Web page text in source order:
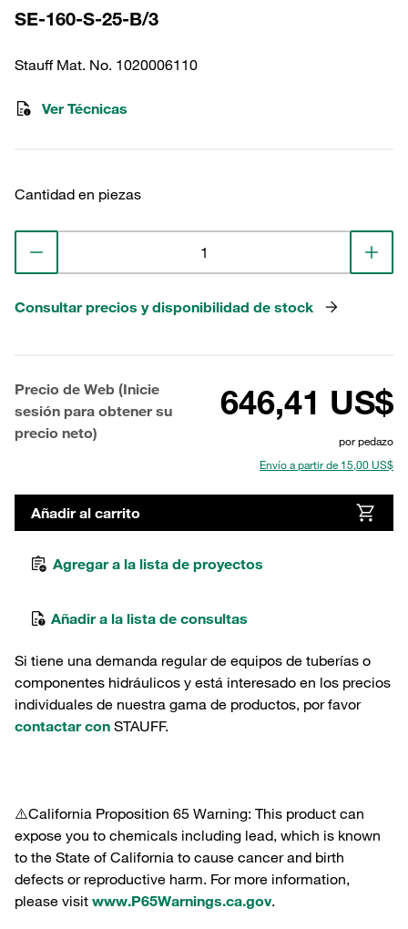
NBR, relación β >2
SE-160-S-25-B/3
Stauff Mat. No. 1020006110
Ver Técnicas
Cantidad en piezas
Consultar precios y disponibilidad de stock
Precio de Web (Inicie
sesión para obtener su
precio neto)
646,41 US$
por pedazo
Envío a partir de 15,00 US$
Añadir al carrito
Agregar a la lista de proyectos
Añadir a la lista de consultas
Si tiene una demanda regular de equipos de tuberías o
componentes hidráulicos y está interesado en los precios
individuales de nuestra gama de productos, por favor
contactar con STAUFF.
⚠️California Proposition 65 Warning: This product can
expose you to chemicals including lead, which is known
to the State of California to cause cancer and birth
defects or reproductive harm. For more information,
please visit www.P65Warnings.ca.gov.